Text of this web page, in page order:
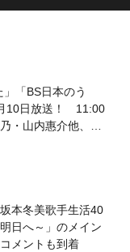
「BS日本のう
10日放送！ 11:00
・山内惠介他、
本冬美歌手生活40
日へ～」のメイン
メントも到着